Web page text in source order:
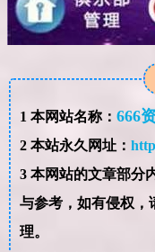
1 本网站名称： 666
2本站永久网址：
3本网站的文章部分
与参考，如有侵权，请联
理。